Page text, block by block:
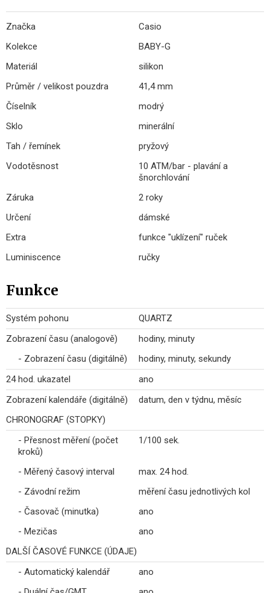
Značka
Casio
Kolekce
BABY-G
Materiál
silikon
Průměr / velikost pouzdra
41,4 mm
Číselník
modrý
Sklo
minerální
Tah / řemínek
pryžový
Vodotěsnost
10 ATM/bar - plavání a
šnorchlování
Záruka
2 roky
Určení
dámské
Extra
funkce "uklízení" ruček
Luminiscence
ručky
Funkce
Systém pohonu
QUARTZ
Zobrazení času (analogově)
hodiny, minuty
- Zobrazení času (digitálně)
hodiny, minuty, sekundy
24 hod. ukazatel
ano
Zobrazení kalendáře (digitálně)
datum, den v týdnu, měsíc
CHRONOGRAF (STOPKY)
- Přesnost měření (počet
kroků)
1/100 sek.
- Měřený časový interval
max. 24 hod.
- Závodní režim
měření času jednotlivých kol
- Časovač (minutka)
ano
- Mezičas
ano
DALŠÍ ČASOVÉ FUNKCE (ÚDAJE)
- Automatický kalendář
ano